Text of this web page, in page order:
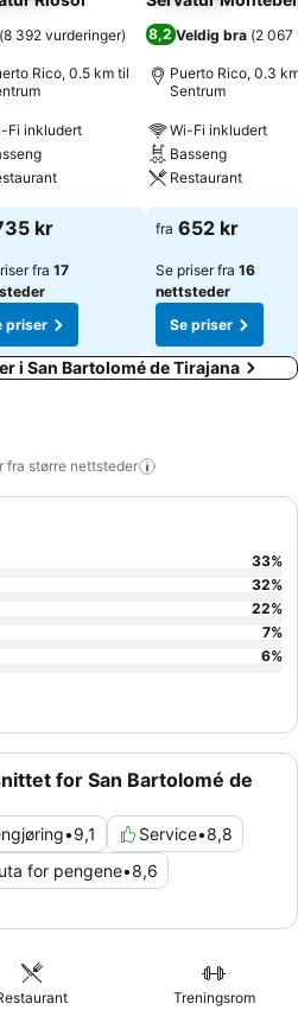
(8 392 vurderinger)
Rico, 0.5 km til
Fi inkludert
kr
fra 17
priser
8,2 Veldig bra (2 067
Puerto Rico, 0.3
Sentrum
Wi-Fi inkludert
Basseng
Restaurant
fra 652 kr
Se priser fra 16
nettsteder
Se priser
i San Bartolomé de Tirajana
fra større nettsteder
for San Bartolomé de
•9,1 Service•8,8
for pengene•8,6
33%
32%
22%
7%
6%
Treningsrom